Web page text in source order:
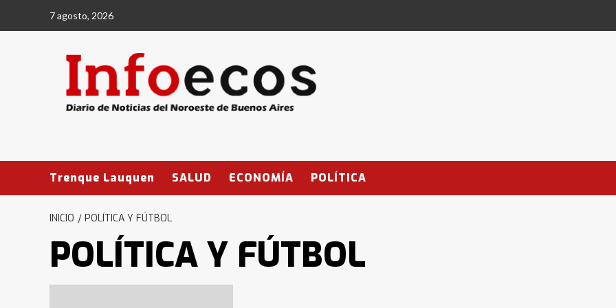
7 agosto, 2026
Trenque Lauquen SALUD ECONOMÍA POLÍTICA
INICIO POLÍTICA Y FÚTBOL
POLÍTICA Y FÚTBOL